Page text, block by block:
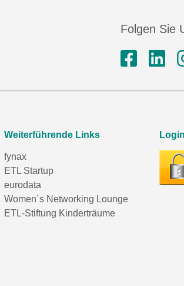
Folgen Sie
Weiterführende Links
fynax
ETL Startup
eurodata
Women´s Networking Lounge
ETL-Stiftung Kinderträume